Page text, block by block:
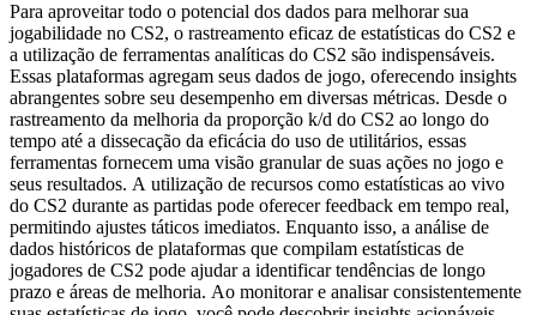
Para aproveitar todo o potencial dos dados para melhorar sua
jogabilidade no CS2, o rastreamento eficaz de estatísticas do CS2 e
a utilização de ferramentas analíticas do CS2 são indispensáveis.
Essas plataformas agregam seus dados de jogo, oferecendo insights
abrangentes sobre seu desempenho em diversas métricas. Desde o
rastreamento da melhoria da proporção k/d do CS2 ao longo do
tempo até a dissecação da eficácia do uso de utilitários, essas
ferramentas fornecem uma visão granular de suas ações no jogo e
seus resultados. A utilização de recursos como estatísticas ao vivo
do CS2 durante as partidas pode oferecer feedback em tempo real,
permitindo ajustes táticos imediatos. Enquanto isso, a análise de
dados históricos de plataformas que compilam estatísticas de
jogadores de CS2 pode ajudar a identificar tendências de longo
prazo e áreas de melhoria. Ao monitorar e analisar consistentemente